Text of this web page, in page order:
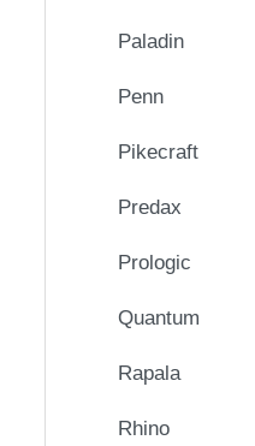
Paladin
Penn
Pikecraft
Predax
Prologic
Quantum
Rapala
Rhino